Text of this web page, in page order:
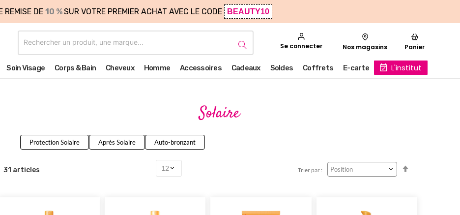
REMISE DE 10 %SUR VOTRE PREMIER ACHAT AVEC LE CODE BEAUTY10
Se connecter Nos magasins Panier
Soin Visage Corps & Bain Cheveux Homme Accessoires Cadeaux Soldes Coffrets E-carte L'institut
Solaire
Protection Solaire Après Solaire Auto-bronzant
Trier par :
31 articles